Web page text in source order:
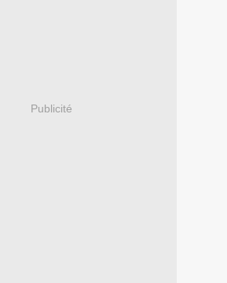
Publicité